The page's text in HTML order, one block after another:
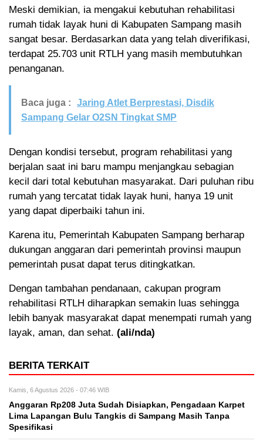
Meski demikian, ia mengakui kebutuhan rehabilitasi
rumah tidak layak huni di Kabupaten Sampang masih
sangat besar. Berdasarkan data yang telah diverifikasi,
terdapat 25.703 unit RTLH yang masih membutuhkan
penanganan.
Baca juga :
Jaring Atlet Berprestasi, Disdik
Sampang Gelar O2SN Tingkat SMP
Dengan kondisi tersebut, program rehabilitasi yang
berjalan saat ini baru mampu menjangkau sebagian
kecil dari total kebutuhan masyarakat. Dari puluhan ribu
rumah yang tercatat tidak layak huni, hanya 19 unit
yang dapat diperbaiki tahun ini.
Karena itu, Pemerintah Kabupaten Sampang berharap
dukungan anggaran dari pemerintah provinsi maupun
pemerintah pusat dapat terus ditingkatkan.
Dengan tambahan pendanaan, cakupan program
rehabilitasi RTLH diharapkan semakin luas sehingga
lebih banyak masyarakat dapat menempati rumah yang
layak, aman, dan sehat. (ali/nda)
BERITA TERKAIT
Kamis, 6 Agustus 2026 - 07:46 WIB
Anggaran Rp208 Juta Sudah Disiapkan, Pengadaan Karpet
Lima Lapangan Bulu Tangkis di Sampang Masih Tanpa
Spesifikasi